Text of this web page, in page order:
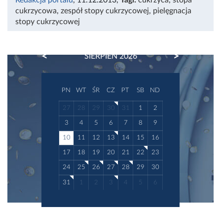
cukrzycowa, zespół stopy cukrzycowej, pielęgnacja
stopy cukrzycowej
SIERPIEŃ 2026
PREVIOUS NEXT
PN WT ŚR CZ PT SB ND
27 28 29 30 31 1 2
3 4 5 6 7 8 9
10 11 12 13 14 15 16
17 18 19 20 21 22 23
24 25 26 27 28 29 30
31 1 2 3 4 5 6